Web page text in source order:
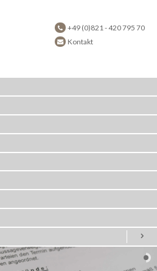
+49 (0)821 - 420 795 70
Kontakt